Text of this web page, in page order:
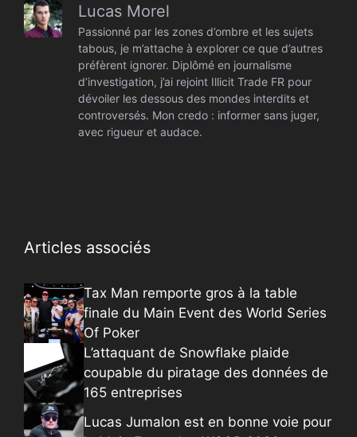
Lucas Morel
Passionné par les zones d’ombre et les sujets
tabous, je m’attache à explorer ce que d’autres
préfèrent ignorer. Diplômé en journalisme
d’investigation, j’ai rejoint Illicit Trade FR pour
dévoiler les dessous des mondes interdits et
controversés. Mon credo : informer sans juger,
avec rigueur et audace.
Articles associés
Tax Man remporte gros à la table
finale du Main Event des World Series
Of Poker
L’attaquant de Snowflake plaide
coupable du piratage des données de
165 entreprises
Lucas Jumalon est en bonne voie pour